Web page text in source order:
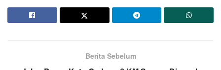
Berita Sebelum